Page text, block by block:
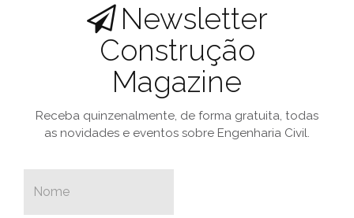
Newsletter
Construção
Magazine
Receba quinzenalmente, de forma gratuita, todas
as novidades e eventos sobre Engenharia Civil.